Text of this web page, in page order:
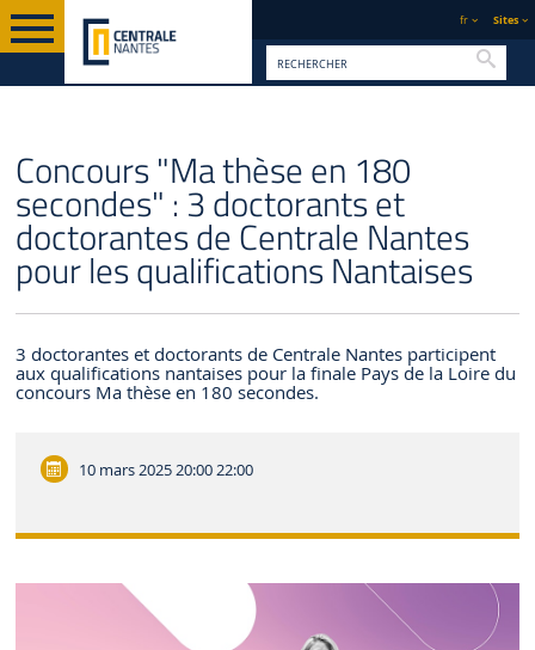
fr Sites
Concours "Ma thèse en 180
secondes" : 3 doctorants et
doctorantes de Centrale Nantes
pour les qualifications Nantaises
3 doctorantes et doctorants de Centrale Nantes participent
aux qualifications nantaises pour la finale Pays de la Loire du
concours Ma thèse en 180 secondes.
10 mars 202520:00 22:00